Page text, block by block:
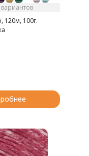
120м, 100г.